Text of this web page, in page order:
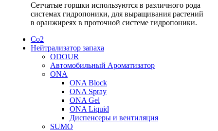
Сетчатые горшки используются в различного рода
системах гидропоники, для выращивания растений
в оранжиреях в проточной системе гидропоники.
Со2
Нейтрализатор запаха
ODOUR
Автомобильный Ароматизатор
ONA
ONA Block
ONA Spray
ONA Gel
ONA Liquid
Диспенсеры и вентиляция
SUMO